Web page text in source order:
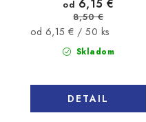
Skladom
od 6,15 €
8,50 €
Jednotková
od 6,15 € / 50 ks
DETAIL